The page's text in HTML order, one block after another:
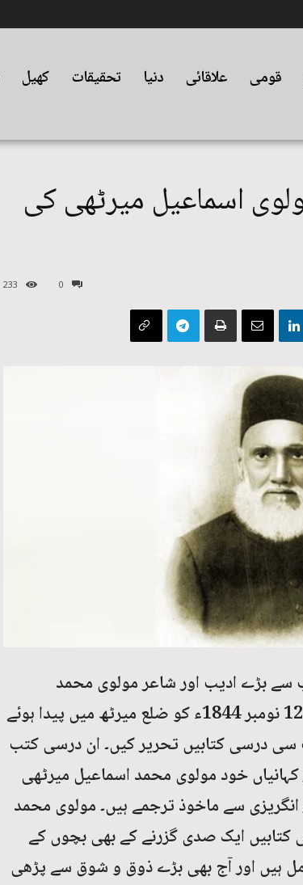
قومی علاقائی دنیا تحقیقات کھیل
اسماعیل میرٹھی کی
0
233
کے سب سے بڑے ادیب اور شاعر مولوی محمد
اسماعیل میرٹھی کی تاریخ وفات ہے۔ وہ 12 نومبر 1844ء کو ضلع میرٹھ میں پیدا ہوئے
سی درسی کتابیں تحریر کیں۔ ان درسی کتب
خود مولوی محمد اسماعیل میرٹھی
سے ماخوذ ترجمے ہیں۔ مولوی محمد
ایک صدی گزرنے کے بھی بچوں کے
ہیں اور آج بھی بڑے ذوق و شوق سے پڑھی